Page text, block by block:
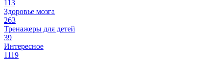
113
Здоровье мозга
263
Тренажеры для детей
39
Интересное
1119